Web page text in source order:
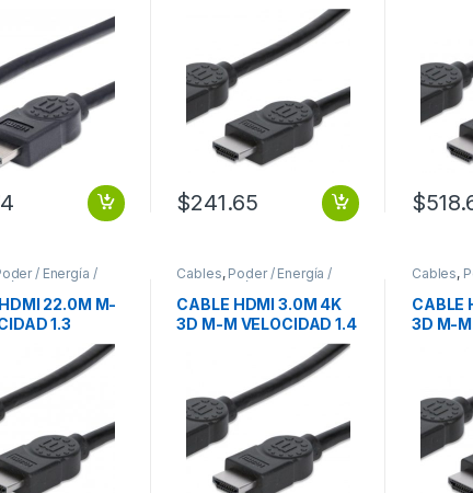
1.4
TV
PROYECTOR 1.3
MONITOR TV
PROYECTOR
$241.65 $
/ Energía /
22.0M M-
1.3
1.3
TV
Cables, Poder / Energía /
Alimentación
CABLE HDMI 3.0M 4K
3D M-M VELOCIDAD 1.4
VELOCIDAD 1.4
MONITOR TV
PROYECTOR
Cables,
CABLE
3D M-M